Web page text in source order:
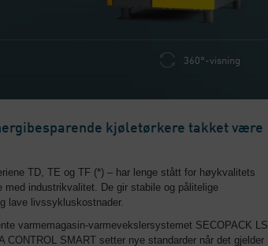
360°-visning
kjøletørkere takket være
TD, TE og TF (*) – har lenge stått for høykvalitets
med industrikvalitet. De gir stabile og pålitelige
lave livssykluskostnader.
varmemagasin-varmevekslersystemet SECOPACK LS
CONTROL SMART setter nye standarder når det gjelder